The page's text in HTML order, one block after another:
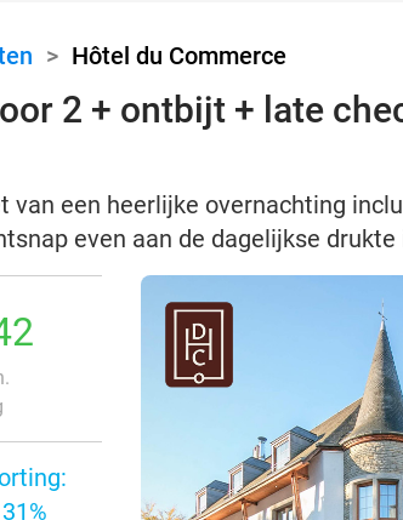
> Hôtel du Commerce
2 + ontbijt + late
van een heerlijke overnachting
even aan de dagelijkse
31%